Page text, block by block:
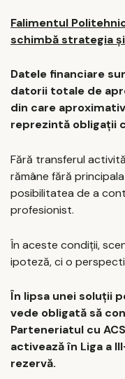
Falimentul
schimbă strategia
Datele financiare
datorii totale de
din care
reprezintă obligații
Fără transferul
rămâne fără
posibilitatea de a
profesionist.
În aceste condiții,
ipoteză, ci o
În lipsa unei soluții
vede obligată să
Parteneriatul cu
activează în Liga a
rezervă.